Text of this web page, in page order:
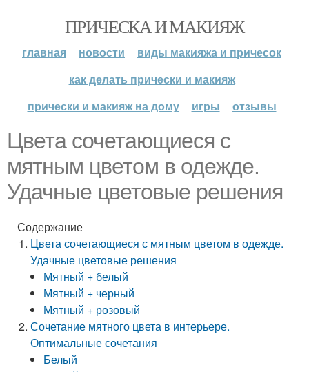
ПРИЧЕСКА И МАКИЯЖ
главная новости
виды макияжа и причесок
как делать прически и макияж
прически и макияж на дому
игры отзывы
Цвета сочетающиеся с
мятным цветом в одежде.
Удачные цветовые решения
Содержание
Цвета сочетающиеся с мятным цветом в одежде.
Удачные цветовые решения
Мятный + белый
Мятный + черный
Мятный + розовый
Сочетание мятного цвета в интерьере.
Оптимальные сочетания
Белый